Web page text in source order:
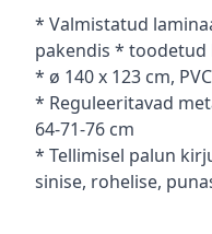
Kirjeldus
* Valmistatud
pakendis * toodetud
* ø 140 x 123 cm,
* Reguleeritavad
64-71-76 cm
* Tellimisel palun
sinise, rohelise,